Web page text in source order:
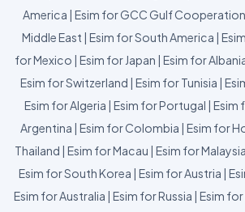
America | Esim for GCC Gulf
Middle East | Esim for South America |
for Mexico | Esim for Japan | Esim for
Esim for Switzerland | Esim for Tunisia |
Esim for Algeria | Esim for Portugal | Esim
Argentina | Esim for Colombia | Esim for
Thailand | Esim for Macau | Esim for Malaysia
Esim for South Korea | Esim for Austria |
Esim for Australia | Esim for Russia | Esim for